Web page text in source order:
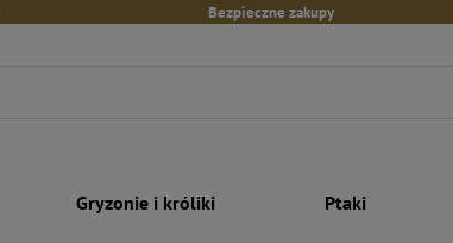
Bezpieczne zakupy
Gryzonie i króliki Ptaki